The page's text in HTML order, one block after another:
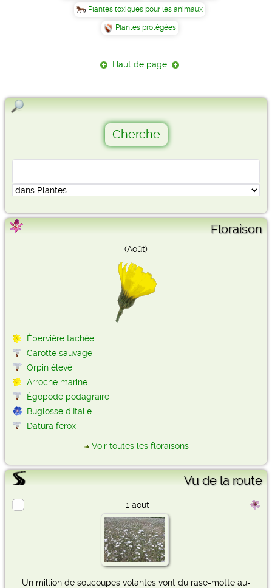
Plantes toxiques pour les animaux
Plantes protégées
Haut de page
Floraison
(Août)
Épervière tachée
Carotte sauvage
Orpin élevé
Arroche marine
Égopode podagraire
Buglosse d'Italie
Datura ferox
Voir toutes les floraisons
Vu de la route
1 août
Un million de soucoupes volantes vont du rase-motte au-